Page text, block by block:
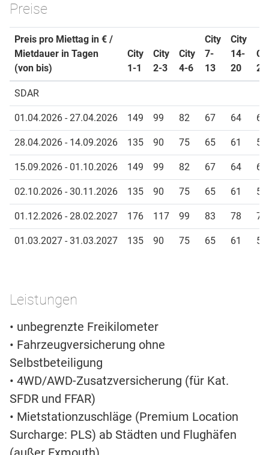
Preise
Preis pro Miettag in € /
Mietdauer in Tagen
(von bis)
City
1-1
City
2-3
City
4-6
City
7-
13
City
14-
20
SDAR
01.04.2026 - 27.04.2026 149 99 82 67 64 60
28.04.2026 - 14.09.2026 135 90 75 65 61 58
15.09.2026 - 01.10.2026 149 99 82 67 64 60
02.10.2026 - 30.11.2026 135 90 75 65 61 58
01.12.2026 - 28.02.2027 176 117 99 83 78 75
01.03.2027 - 31.03.2027 135 90 75 65 61 58
Leistungen
• unbegrenzte Freikilometer
• Fahrzeugversicherung ohne
Selbstbeteiligung
• 4WD/AWD-Zusatzversicherung (für Kat.
SFDR und FFAR)
• Mietstationzuschläge (Premium Location
Surcharge: PLS) ab Städten und Flughäfen